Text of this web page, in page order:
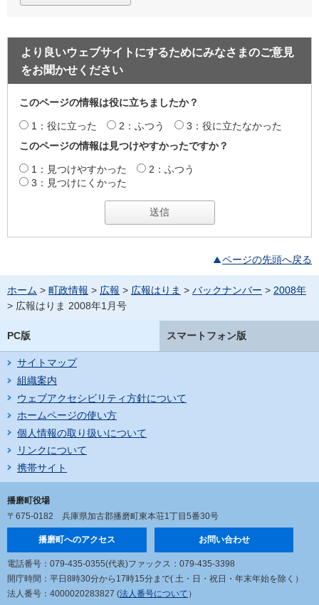
より良いウェブサイトにするためにみなさまのご意見
をお聞かせください
このページの情報は役に立ちましたか？
1：役に立った 2：ふつう
3：役に立たなかった
このページの情報は見つけやすかったですか？
1：見つけやすかった
2：ふつう
3：見つけにくかった
ページの先頭へ戻る
ホーム > 町政情報 > 広報 > 広報はりま > バックナンバー > 2008年
> 広報はりま 2008年1月号
PC版 スマートフォン版
サイトマップ
組織案内
ウェブアクセシビリティ方針について
ホームページの使い方
個人情報の取り扱いについて
リンクについて
携帯サイト
播磨町役場
〒675-0182 兵庫県加古郡播磨町東本荘1丁目5番30号
播磨町へのアクセス お問い合わせ
電話番号：079-435-0355(代表)ファックス：079-435-3398
開庁時間：平日8時30分から17時15分まで( 土・日・祝日・年末年始を除く）
法人番号：4000020283827 (法人番号について ）